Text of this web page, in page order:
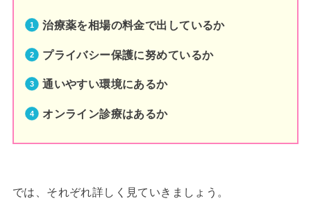
治療薬を相場の料金で出しているか
プライバシー保護に努めているか
通いやすい環境にあるか
オンライン診療はあるか
では、それぞれ詳しく見ていきましょう。